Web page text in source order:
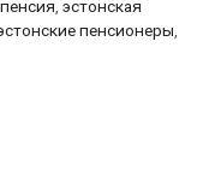
эстонская
пенсионеры